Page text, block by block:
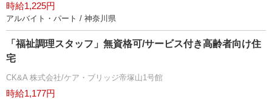
時給1,225円
アルバイト・パート / 神奈川県
「福祉調理スタッフ」無資格可/サービス付き高齢者向け住
宅
CK&A 株式会社/ケア・ブリッジ帝塚山1号館
時給1,177円